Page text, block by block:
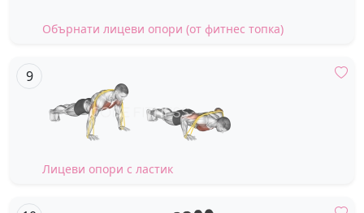
Обърнати лицеви опори (от фитнес топка)
Лицеви опори с ластик